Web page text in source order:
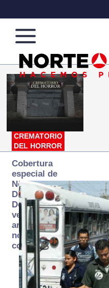
Norte
de
Ciudad
Más
que
noticias,
hacemos periodismo
CREMATORIO
DEL HORROR
Cobertura
especial de
Norte
Digital:
Donde la
verdad
arde… pero
no se
consume